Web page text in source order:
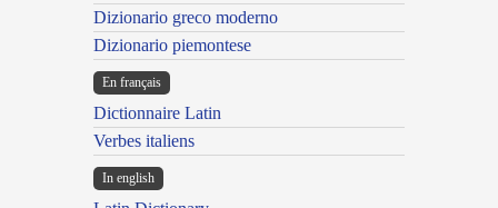
Dizionario greco moderno
Dizionario piemontese
En français
Dictionnaire Latin
Verbes italiens
In english